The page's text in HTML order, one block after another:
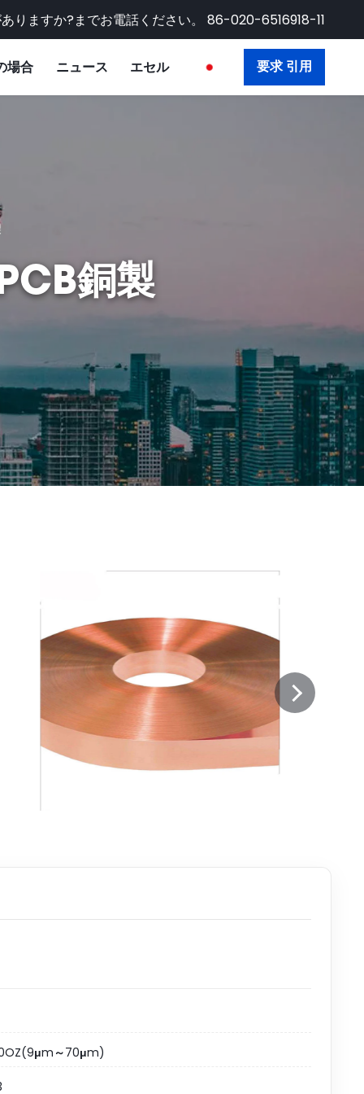
りますか?までお電話ください。 86-020-6516918-11
場合 ニュース エセル 要求 引用
銅製
～70μm)